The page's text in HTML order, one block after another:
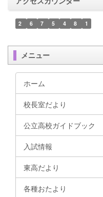
2 6 7 5 4 8 1
メニュー
ホーム
校長室だより
公立高校ガイドブック
入試情報
東高だより
各種おたより